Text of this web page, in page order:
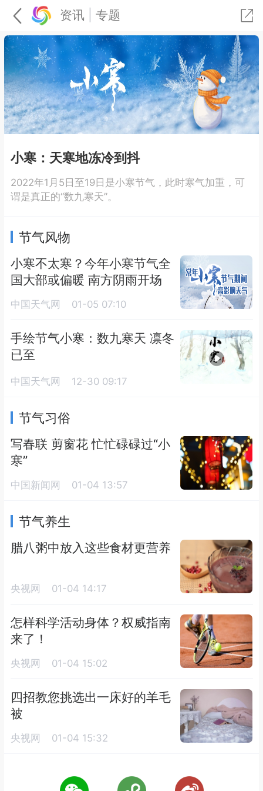
资讯 专题
小寒：天寒地冻冷到抖
2022年1月5日至19日是小寒节气，此时寒气加重，可
谓是真正的“数九寒天”。
节气风物
小寒不太寒？今年小寒节气全
国大部或偏暖 南方阴雨开场
中国天气网 01-05 07:10
手绘节气小寒：数九寒天 凛冬
已至
中国天气网 12-30 09:17
节气习俗
写春联 剪窗花 忙忙碌碌过“小
寒”
中国新闻网 01-04 13:57
节气养生
腊八粥中放入这些食材更营养
央视网 01-04 14:17
怎样科学活动身体？权威指南
来了！
央视网 01-04 15:02
四招教您挑选出一床好的羊毛
被
央视网 01-04 15:32